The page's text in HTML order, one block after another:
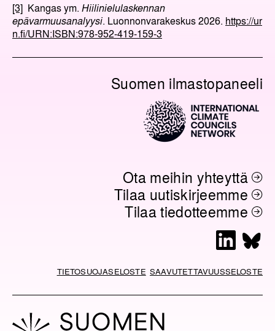
[3] Kangas ym. Hiilinielulaskennan
epävarmuusanalyysi. Luonnonvarakeskus 2026. https://ur
n.fi/URN:ISBN:978-952-419-159-3
Suomen ilmastopaneeli
Ota meihin yhteyttä
Tilaa uutiskirjeemme
Tilaa tiedotteemme
L
n
k
u
e
TIETOSUOJASELOSTE SAAVUTETTAVUUSSELOSTE